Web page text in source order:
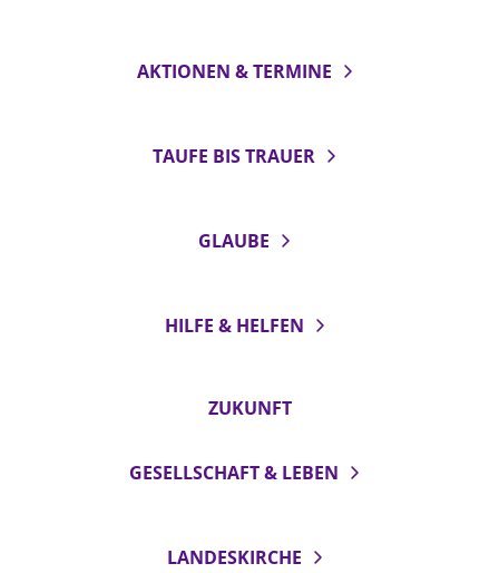
AKTIONEN & TERMINE
TAUFE BIS TRAUER
GLAUBE
HILFE & HELFEN
ZUKUNFT
GESELLSCHAFT & LEBEN
LANDESKIRCHE